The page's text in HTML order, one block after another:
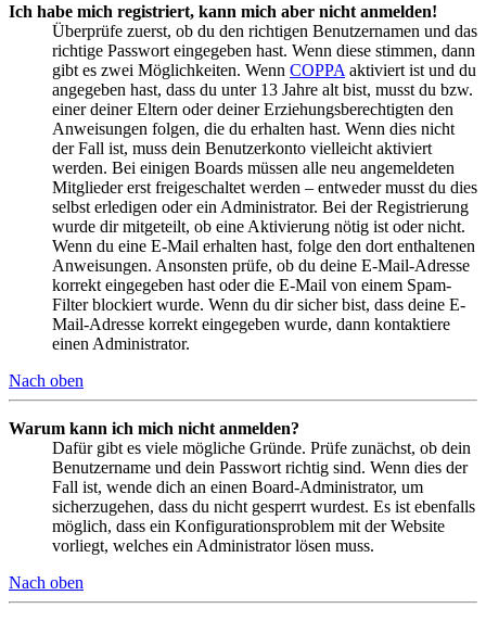
Ich habe mich registriert, kann mich aber nicht anmelden!
Überprüfe zuerst, ob du den richtigen Benutzernamen und das
richtige Passwort eingegeben hast. Wenn diese stimmen, dann
gibt es zwei Möglichkeiten. Wenn COPPA aktiviert ist und du
angegeben hast, dass du unter 13 Jahre alt bist, musst du bzw.
einer deiner Eltern oder deiner Erziehungsberechtigten den
Anweisungen folgen, die du erhalten hast. Wenn dies nicht
der Fall ist, muss dein Benutzerkonto vielleicht aktiviert
werden. Bei einigen Boards müssen alle neu angemeldeten
Mitglieder erst freigeschaltet werden – entweder musst du dies
selbst erledigen oder ein Administrator. Bei der Registrierung
wurde dir mitgeteilt, ob eine Aktivierung nötig ist oder nicht.
Wenn du eine E-Mail erhalten hast, folge den dort enthaltenen
Anweisungen. Ansonsten prüfe, ob du deine E-Mail-Adresse
korrekt eingegeben hast oder die E-Mail von einem Spam-
Filter blockiert wurde. Wenn du dir sicher bist, dass deine E-
Mail-Adresse korrekt eingegeben wurde, dann kontaktiere
einen Administrator.
Nach oben
Warum kann ich mich nicht anmelden?
Dafür gibt es viele mögliche Gründe. Prüfe zunächst, ob dein
Benutzername und dein Passwort richtig sind. Wenn dies der
Fall ist, wende dich an einen Board-Administrator, um
sicherzugehen, dass du nicht gesperrt wurdest. Es ist ebenfalls
möglich, dass ein Konfigurationsproblem mit der Website
vorliegt, welches ein Administrator lösen muss.
Nach oben